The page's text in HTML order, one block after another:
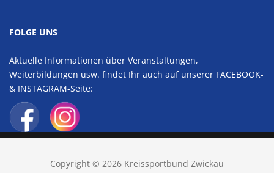
FOLGE UNS
Aktuelle Informationen über Veranstaltungen,
Weiterbildungen usw. findet Ihr auch auf unserer FACEBOOK-
& INSTAGRAM-Seite:
Copyright © 2026 Kreissportbund Zwickau